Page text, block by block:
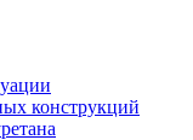
конструкций